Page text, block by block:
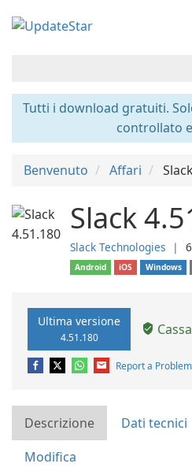
Tutti i download gratuiti.
controllato
Benvenuto Affari Slack
Slack
Slack Technologies ❘
Android iOS Windows
Ultima versione
4.51.180
Report a Problem
Descrizione Dati tecnici
Modifica